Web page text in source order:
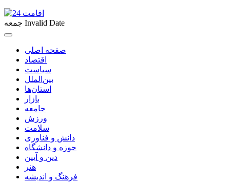
جمعه Invalid Date
صفحه اصلی
اقتصاد
سیاست
بین‌الملل
استان‌ها
بازار
جامعه
ورزش
سلامت
دانش و فناوری
حوزه و دانشگاه
دین و آیین
هنر
فرهنگ و اندیشه